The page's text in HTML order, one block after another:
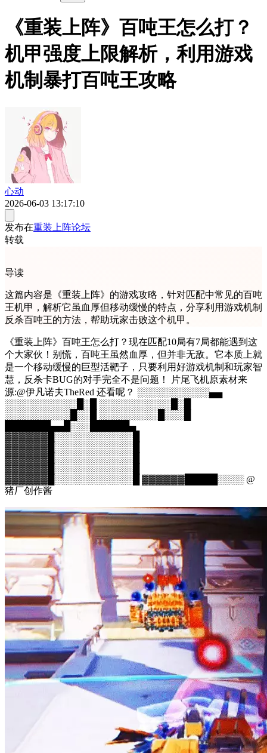
《重装上阵》百吨王怎么打？
机甲强度上限解析，利用游戏
机制暴打百吨王攻略
心动
2026-06-03 13:17:10
发布在重装上阵论坛
转载
导读
这篇内容是《重装上阵》的游戏攻略，针对匹配中常见的百吨
王机甲，解析它虽血厚但移动缓慢的特点，分享利用游戏机制
反杀百吨王的方法，帮助玩家击败这个机甲。
《重装上阵》百吨王怎么打？现在匹配10局有7局都能遇到这
个大家伙！别慌，百吨王虽然血厚，但并非无敌。它本质上就
是一个移动缓慢的巨型活靶子，只要利用好游戏机制和玩家智
慧，反杀卡BUG的对手完全不是问题！ 片尾飞机原素材来
源:@伊凡诺夫TheRed 还看呢？ ░░░░░░░░░░░▄▄
░░░░░░░░░░░█░█ ░░░░░░░░░░░█░█
░░░░░░░░░░█░░█ ░░░░░░░░░█░░░█
███████▄▄█░░░██████▄
▓▓▓▓▓▓█░░░░░░░░░░░░█
▓▓▓▓▓▓█░░░░░░░░░░░░█
▓▓▓▓▓▓█░░░░░░░░░░░░█
▓▓▓▓▓▓█░░░░░░░░░░░░█
▓▓▓▓▓▓█░░░░░░░░░░░░█ ▓▓▓▓▓▓█████░░░░ @
猪厂创作酱